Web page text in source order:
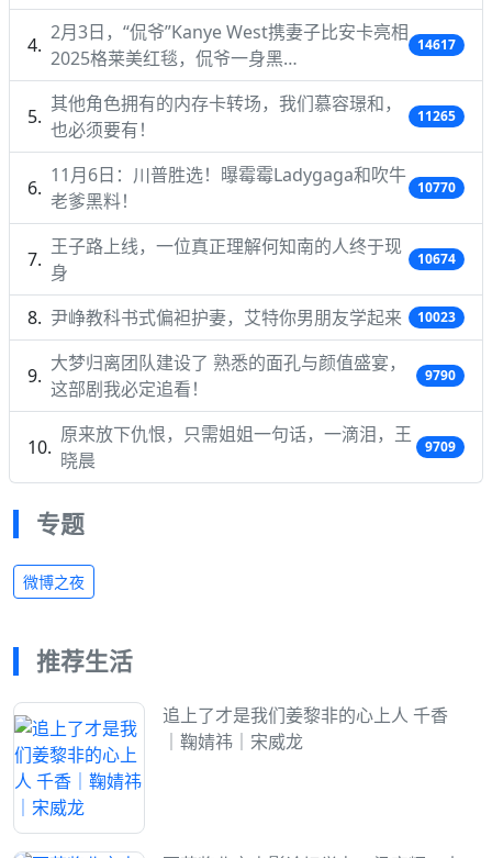
2月3日，“侃爷”Kanye West携妻子比安卡亮相
2025格莱美红毯，侃爷一身黑…
14617
其他角色拥有的内存卡转场，我们慕容璟和，
也必须要有！
11265
11月6日：川普胜选！曝霉霉Ladygaga和吹牛
老爹黑料！
10770
王子路上线，一位真正理解何知南的人终于现
身
10674
尹峥教科书式偏袒护妻，艾特你男朋友学起来 10023
大梦归离团队建设了 熟悉的面孔与颜值盛宴，
这部剧我必定追看！
9790
原来放下仇恨，只需姐姐一句话，一滴泪，王
晓晨
9709
专题
微博之夜
推荐生活
追上了才是我们姜黎非的心上人 千香
｜鞠婧祎｜宋威龙